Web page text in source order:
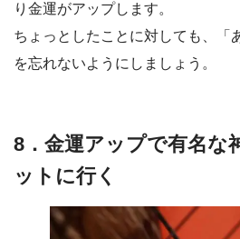
り金運がアップします。
ちょっとしたことに対しても、「
を忘れないようにしましょう。
8．金運アップで有名な
ットに行く